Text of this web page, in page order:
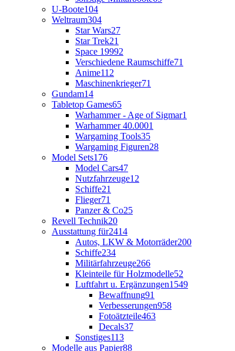
U-Boote104
Weltraum304
Star Wars27
Star Trek21
Space 19992
Verschiedene Raumschiffe71
Anime112
Maschinenkrieger71
Gundam14
Tabletop Games65
Warhammer - Age of Sigmar1
Warhammer 40.0001
Wargaming Tools35
Wargaming Figuren28
Model Sets176
Model Cars47
Nutzfahrzeuge12
Schiffe21
Flieger71
Panzer & Co25
Revell Technik20
Ausstattung für2414
Autos, LKW & Motorräder200
Schiffe234
Militärfahrzeuge266
Kleinteile für Holzmodelle52
Luftfahrt u. Ergänzungen1549
Bewaffnung91
Verbesserungen958
Fotoätzteile463
Decals37
Sonstiges113
Modelle aus Papier88